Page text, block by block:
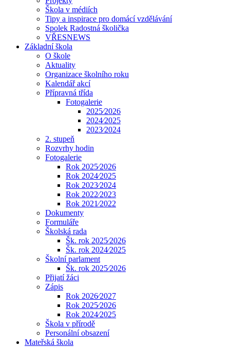
Škola v médiích
Tipy a inspirace pro domácí vzdělávání
Spolek Radostná školička
VŘESNEWS
Základní škola
O škole
Aktuality
Organizace školního roku
Kalendář akcí
Přípravná třída
Fotogalerie
2025⁄2026
2024⁄2025
2023⁄2024
2. stupeň
Rozvrhy hodin
Fotogalerie
Rok 2025⁄2026
Rok 2024⁄2025
Rok 2023⁄2024
Rok 2022⁄2023
Rok 2021⁄2022
Dokumenty
Formuláře
Školská rada
Šk. rok 2025⁄2026
Šk. rok 2024⁄2025
Školní parlament
Šk. rok 2025⁄2026
Přijatí žáci
Zápis
Rok 2026⁄2027
Rok 2025⁄2026
Rok 2024⁄2025
Škola v přírodě
Personální obsazení
Mateřská škola